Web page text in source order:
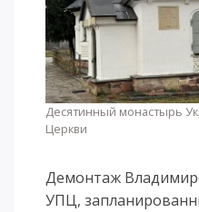
Десятинный монастырь
Церкви
Демонтаж
УПЦ,